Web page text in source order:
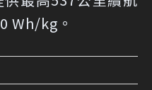
Wh/kg。